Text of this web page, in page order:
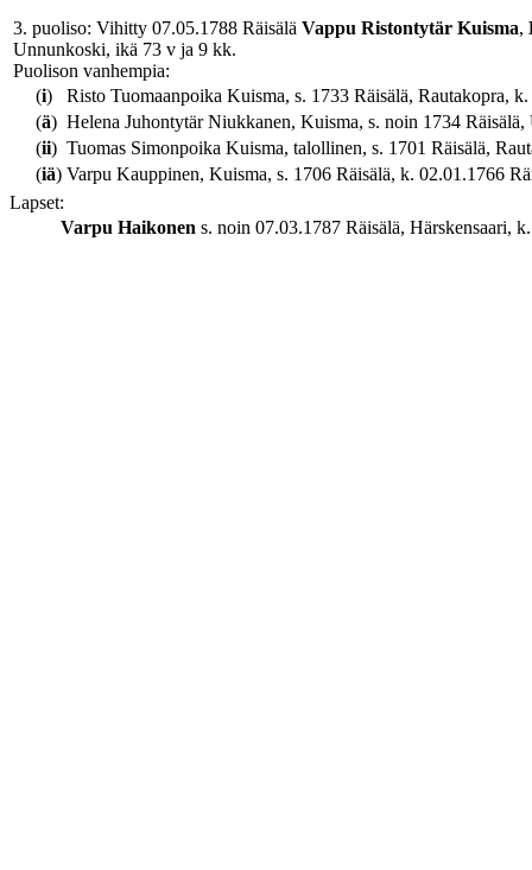
3. puoliso: Vihitty 07.05.1788 Räisälä Vappu Ristontytär Kuisma,
Unnunkoski, ikä 73 v ja 9 kk.
Puolison vanhempia:
(i)
Risto Tuomaanpoika Kuisma, s. 1733 Räisälä, Rautakopra,
(ä) Helena Juhontytär Niukkanen, Kuisma, s. noin 1734
(ii) Tuomas Simonpoika Kuisma, talollinen, s. 1701 Räisälä,
(iä) Varpu Kauppinen, Kuisma, s. 1706 Räisälä, k. 02.01.1766
Lapset:
Varpu Haikonen s. noin 07.03.1787 Räisälä, Härskensaari,